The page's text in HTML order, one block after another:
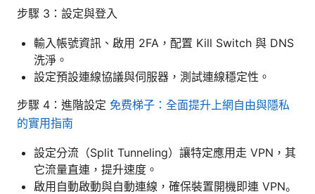
步驟 3：設定與登入
輸入帳號資訊、啟用 2FA，配置 Kill Switch 與 DNS
洗淨。
設定預設連線協議與伺服器，測試連線穩定性。
步驟 4：進階設定 免费梯子：全面提升上網自由與隱私
的實用指南
設定分流（Split Tunneling）讓特定應用走 VPN，其
它流量直連，提升速度。
啟用自動啟動與自動連線，確保裝置開機即連 VPN。